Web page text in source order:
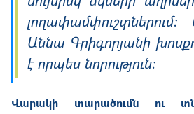
լողափամփուշտներում:
Աննա Գրիգորյանի
է որպես նորություն:
Վարակի տարածումն ու